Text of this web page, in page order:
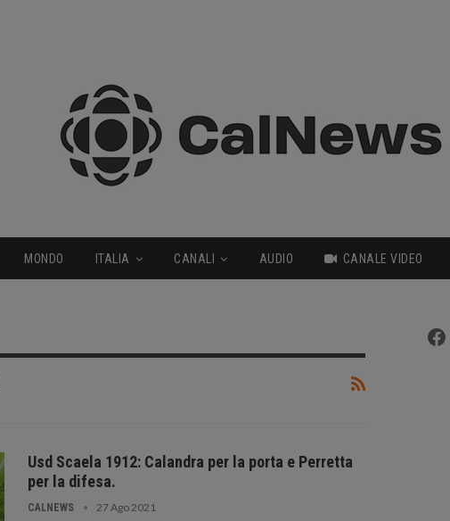
MONDO ITALIA CANALI AUDIO CANALE VIDEO
Usd Scaela 1912: Calandra per la porta e Perretta
per la difesa.
CALNEWS 27 Ago 2021